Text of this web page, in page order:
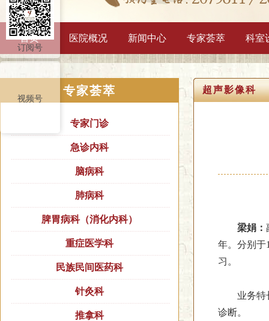
首页 医院概况 新闻中心 专家荟萃 科室
专家荟萃
专家门诊
急诊内科
脑病科
肺病科
脾胃病科（消化内科）
重症医学科
民族民间医药科
针灸科
推拿科
超声影像科
梁娟：
年。分别
习。
业务特长
诊断。
订阅号
视频号